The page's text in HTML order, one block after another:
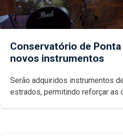
Conservatório de
novos instrumentos
Serão adquiridos instrumentos de sopro, uma